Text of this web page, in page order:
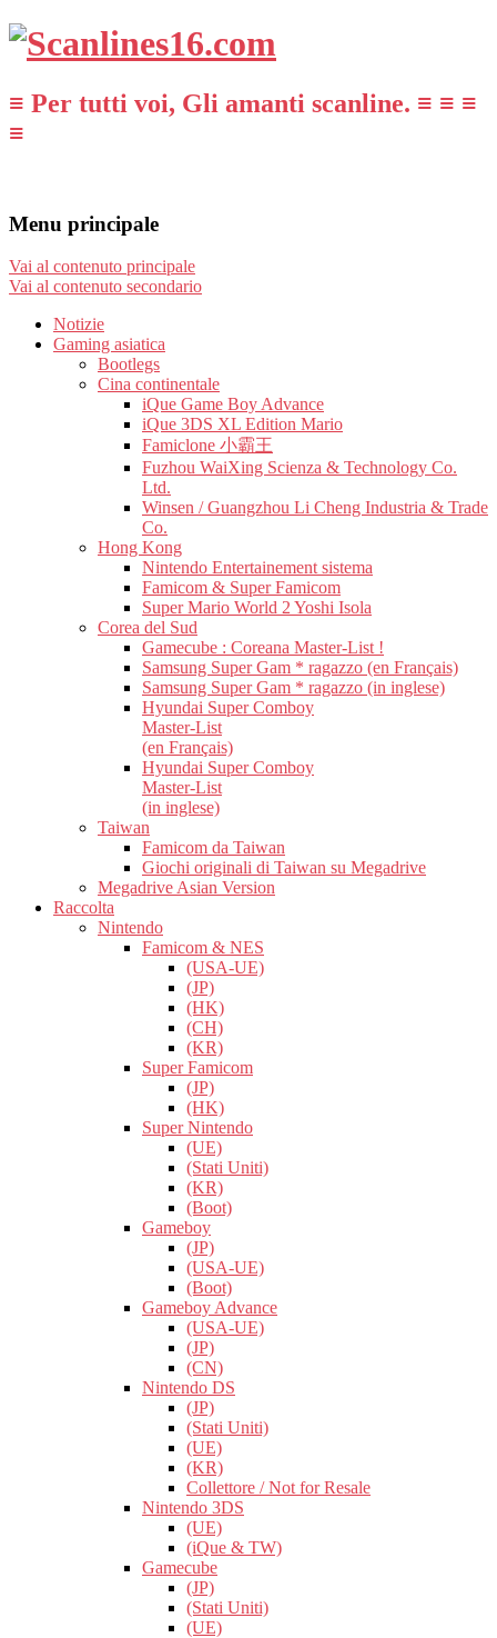
≡ Per tutti voi, Gli amanti scanline. ≡ ≡ ≡
≡
Menu principale
Vai al contenuto principale
Vai al contenuto secondario
Notizie
Gaming asiatica
Bootlegs
Cina continentale
iQue Game Boy Advance
iQue 3DS XL Edition Mario
Famiclone 小霸王
Fuzhou WaiXing Scienza & Technology Co.
Ltd.
Winsen / Guangzhou Li Cheng Industria & Trade
Co.
Hong Kong
Nintendo Entertainement sistema
Famicom & Super Famicom
Super Mario World 2 Yoshi Isola
Corea del Sud
Gamecube : Coreana Master-List !
Samsung Super Gam * ragazzo (en Français)
Samsung Super Gam * ragazzo (in inglese)
Hyundai Super Comboy
Master-List
(en Français)
Hyundai Super Comboy
Master-List
(in inglese)
Taiwan
Famicom da Taiwan
Giochi originali di Taiwan su Megadrive
Megadrive Asian Version
Raccolta
Nintendo
Famicom & NES
(USA-UE)
(JP)
(HK)
(CH)
(KR)
Super Famicom
(JP)
(HK)
Super Nintendo
(UE)
(Stati Uniti)
(KR)
(Boot)
Gameboy
(JP)
(USA-UE)
(Boot)
Gameboy Advance
(USA-UE)
(JP)
(CN)
Nintendo DS
(JP)
(Stati Uniti)
(UE)
(KR)
Collettore / Not for Resale
Nintendo 3DS
(UE)
(iQue & TW)
Gamecube
(JP)
(Stati Uniti)
(UE)